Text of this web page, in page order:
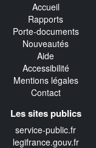
Accueil
Rapports
Porte-documents
Nouveautés
Aide
Accessibilité
Mentions légales
Contact
Les sites publics
service-public.fr
legifrance.gouv.fr